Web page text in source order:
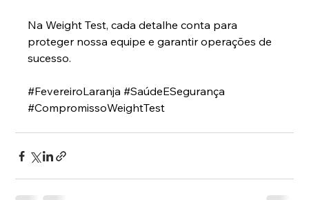
Na Weight Test, cada detalhe conta para
proteger nossa equipe e garantir operações de
sucesso.
#FevereiroLaranja #SaúdeESegurança
#CompromissoWeightTest